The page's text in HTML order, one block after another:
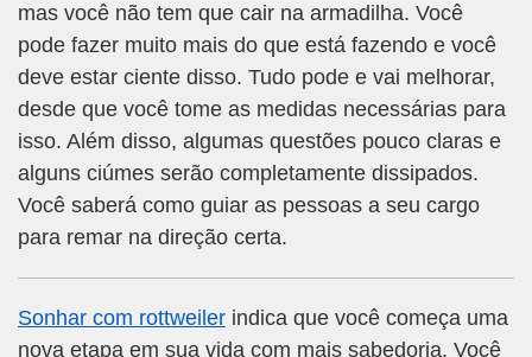
mas você não tem que cair na armadilha. Você
pode fazer muito mais do que está fazendo e você
deve estar ciente disso. Tudo pode e vai melhorar,
desde que você tome as medidas necessárias para
isso. Além disso, algumas questões pouco claras e
alguns ciúmes serão completamente dissipados.
Você saberá como guiar as pessoas a seu cargo
para remar na direção certa.
Sonhar com rottweiler indica que você começa uma
nova etapa em sua vida com mais sabedoria. Você